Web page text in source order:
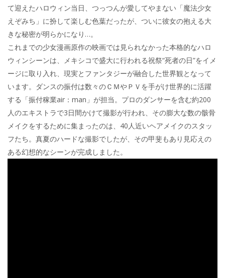
て迎えたハロウィン当日、つっつんが愛してやまない「魔法少女
えぞみち」に扮して楽しむ色葉だったが、ついに彼女の抱える大
きな秘密が明らかになり…。
これまでの少女漫画原作の映画では見られなかった本格的なハロ
ウィンシーンは、メキシコで盛大に行われる祝祭“死者の日”をイメ
ージに取り入れ、現実とファンタジーが融合した世界観となって
います。ダンスの振付は数々のＣＭやＰＶを手がけ世界的に活躍
する「振付稼業air：man」が担当。プロのダンサーを含む約200
人のエキストラで3日間かけて撮影が行われ、その膨大な数の骸骨
メイクをするために集まったのは、40人近いヘアメイクのスタッ
フたち。真夏のハードな撮影でしたが、その甲斐もあり見応えの
ある幻想的なシーンが完成しました。